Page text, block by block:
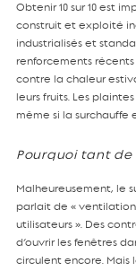
Obtenir 10 sur 10 est
construit et exploité
industrialisés et
renforcements
contre la chaleur
leurs fruits. Les
même si la surchauffe
Pourquoi tant
Malheureusement, le
parlait de «
utilisateurs ». Des
d’ouvrir les fenêtres
circulent encore. Mais